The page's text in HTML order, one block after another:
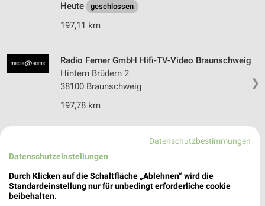
Heute
geschlossen
197,11 km
❯
Radio Ferner GmbH Hifi-TV-Video Braunschweig
Hintern Brüdern 2
38100 Braunschweig
197,78 km
MediaMarkt Saturn Braunschweig
Hintern Brüdern 27-30
Heute geschlossen
Datenschutzbestimmungen
Datenschutzeinstellungen
Durch Klicken auf die Schaltfläche „Ablehnen“ wird die
Standardeinstellung nur für unbedingt erforderliche cookie
beibehalten.